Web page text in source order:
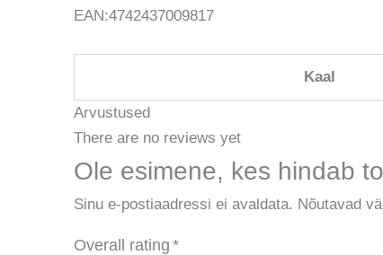
EAN:4742437009817
Kaal
Arvustused
There are no reviews yet
Ole esimene, kes hindab
Sinu e-postiaadressi ei avaldata. Nõutavad
Overall rating *